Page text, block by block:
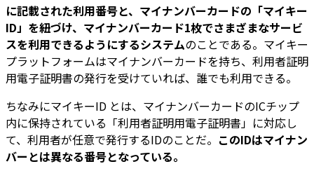
に記載された利用番号と、マイナンバーカードの「マイキー
ID」を紐づけ、マイナンバーカード1枚でさまざまなサービ
スを利用できるようにするシステムのことである。マイキー
プラットフォームはマイナンバーカードを持ち、利用者証明
用電子証明書の発行を受けていれば、誰でも利用できる。
ちなみにマイキーID とは、マイナンバーカードのICチップ
内に保持されている「利用者証明用電子証明書」に対応し
て、利用者が任意で発行するIDのことだ。 このIDはマイナン
バーとは異なる番号となっている。